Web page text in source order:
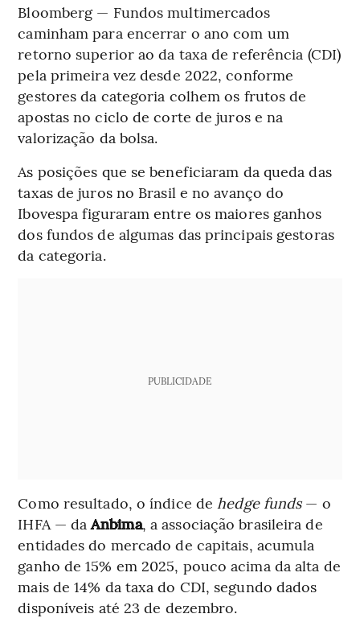
Bloomberg — Fundos multimercados
caminham para encerrar o ano com um
retorno superior ao da taxa de referência (CDI)
pela primeira vez desde 2022, conforme
gestores da categoria colhem os frutos de
apostas no ciclo de corte de juros e na
valorização da bolsa.
As posições que se beneficiaram da queda das
taxas de juros no Brasil e no avanço do
Ibovespa figuraram entre os maiores ganhos
dos fundos de algumas das principais gestoras
da categoria.
PUBLICIDADE
Como resultado, o índice de hedge funds— o
IHFA — daAnbima, a associação brasileira de
entidades do mercado de capitais, acumula
ganho de 15% em 2025, pouco acima da alta de
mais de 14% da taxa do CDI, segundo dados
disponíveis até 23 de dezembro.